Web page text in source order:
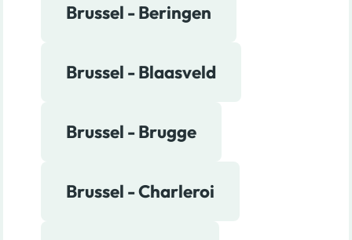
Brussel - Beringen
Brussel - Blaasveld
Brussel - Brugge
Brussel - Charleroi